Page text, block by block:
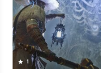
2014 trägt, aber am 13.
Action-Rollenspiel wählt ihr
aus und tretet gegen
sowohl in einer
auch in der parallel
Lampe seid ihr in der
zu wechseln.
1